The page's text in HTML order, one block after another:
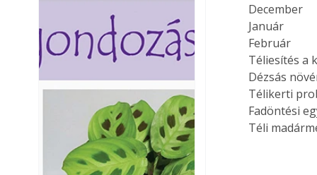
December
Január
Február
Téliesítés a
Dézsás
Télikerti
Fadöntési
Téli